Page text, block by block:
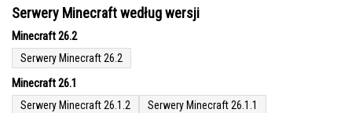
Serwery Minecraft według wersji
Minecraft 26.2
Serwery Minecraft 26.2
Minecraft 26.1
Serwery Minecraft 26.1.2
Serwery Minecraft 26.1.1